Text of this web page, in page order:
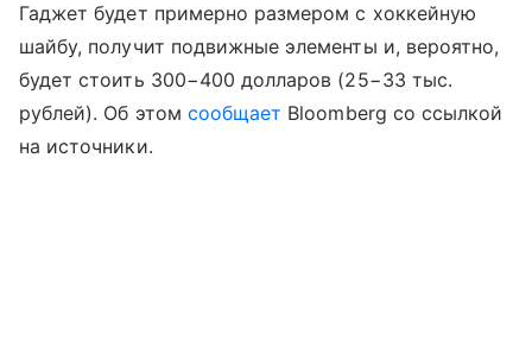
Гаджет будет примерно размером с хоккейную
шайбу, получит подвижные элементы и, вероятно,
будет стоить 300−400 долларов (25−33 тыс.
рублей). Об этом сообщает Bloomberg со ссылкой
на источники.